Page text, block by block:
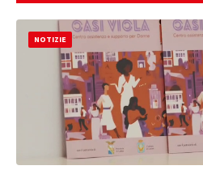
NOTIZIE